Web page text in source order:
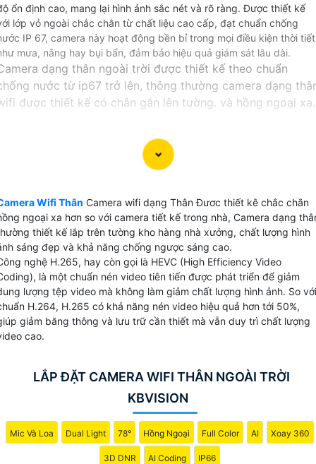
ổn định cao, mang lại hình ảnh sắc nét và rõ ràng. Được thiết kế
lớp vỏ ngoài chắc chắn từ chất liệu cao cấp, đạt chuẩn chống
IP 67, camera này hoạt động bền bỉ trong mọi điều kiện thời tiết
mưa, nắng hay bụi bẩn, đảm bảo hiệu quả giám sát lâu dài.
dạng thân ngoài trời được thiết kế theo chuẩn
nước từ ip67 trở lên, thông thường camera dạng
được thiết kế có chân gắn lên tường. và hồng ngoại xa.
thân hay còn gọi là camera bullet hoàn toàn có thể
cơ động cả trong nhà lẫn ngoài trời, chính vì thế, khi
vị chắc chắn sẽ dễ dàng có thể bắt gặp các sản phẩm
thân.
Wifi Thân Camera wifi dạng Thân Đươc thiết kê chắc chắn
ngoại xa hơn so với camera tiết kế trong nhà, Camera dạng
thiết kế lắp trên tường kho hàng nhà xưởng, chất lượng hình
sáng đẹp và khả năng chống ngược sáng cao.
nghệ H.265, hay còn gọi là HEVC (High Efficiency Video
là một chuẩn nén video tiên tiến được phát triển để giảm
lượng tệp video mà không làm giảm chất lượng hình ảnh. So với
H.264, H.265 có khả năng nén video hiệu quả hơn tới 50%,
giảm băng thông và lưu trữ cần thiết mà vẫn duy trì chất lượng
cao.
LẮP ĐẶT CAMERA WIFI THÂN NGOÀI TRỜI
KBVISION
Mic Và Loa Dual Light 78° Hồng Ngoại Full Color AI Xoay 360
3D DNR AI Coding IP66